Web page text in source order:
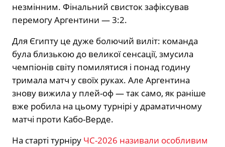
незмінним. Фінальний свисток зафіксував
перемогу Аргентини — 3:2.
Для Єгипту це дуже болючий виліт: команда
була близькою до великої сенсації, змусила
чемпіонів світу помилятися і понад годину
тримала матч у своїх руках. Але Аргентина
знову вижила у плей-оф — так само, як раніше
вже робила на цьому турнірі у драматичному
матчі проти Кабо-Верде.
На старті турніру ЧС-2026 називали особливим